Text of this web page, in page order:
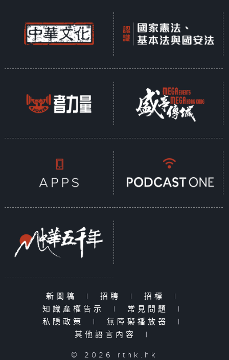
新聞稿 | 招聘 | 招標
|
知識產權告示
| 常見問題
|
私隱政策
| 無障礙播放器
|
其他語言內容
|
© 2026 rthk.hk